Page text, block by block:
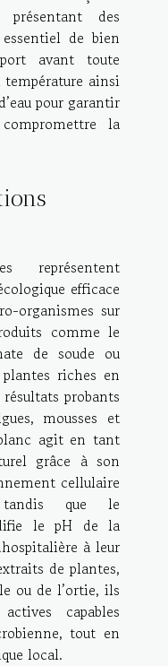
des
de bien
avant toute
ainsi
pour garantir
la
représentent
efficace
organismes sur
comme le
de soude ou
riches en
probants
mousses et
agit en tant
grâce à son
cellulaire
tandis que le
le pH de la
à leur
de plantes,
ou de l’ortie, ils
capables
tout en
local.